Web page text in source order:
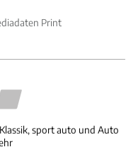
Print
sport auto und Auto